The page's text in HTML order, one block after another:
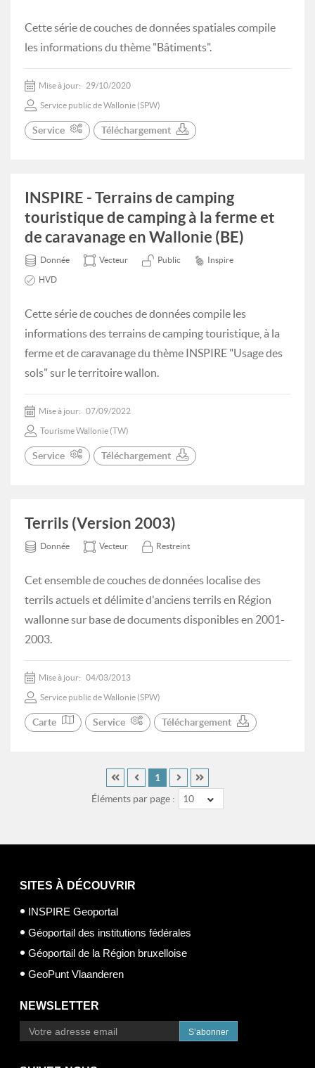
Cette série de couches de données spatiales compile
les informations du thème "Bâtiments".
Mise à jour: 29/10/2020
Service public de Wallonie (SPW)
Service Téléchargement
INSPIRE - Terrains de camping
touristique de camping à la ferme et
de caravanage en Wallonie (BE)
Donnée Vecteur Public Inspire
HVD
Cette série de couches de données compile les
informations des terrains de camping touristique, à la
ferme et de caravanage du thème INSPIRE "Usage des
sols" sur le territoire wallon.
Mise à jour: 07/09/2022
Tourisme Wallonie (TW)
Service Téléchargement
Terrils (Version 2003)
Donnée Vecteur Restreint
Cet ensemble de couches de données localise des
terrils actuels et délimite d'anciens terrils en Région
wallonne sur base de documents disponibles en 2001-
2003.
Mise à jour: 04/03/2013
Service public de Wallonie (SPW)
Carte Service Téléchargement
Éléments par page : 10
1
SITES À DÉCOUVRIR
INSPIRE Geoportal
Géoportail des institutions fédérales
Géoportail de la Région bruxelloise
GeoPunt Vlaanderen
NEWSLETTER
S’abonner